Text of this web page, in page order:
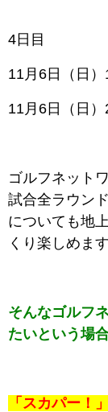
4日目
11月6日（日
11月6日（日
ゴルフネット
試合全ラウン
についても地
くり楽しめま
そんなゴルフ
たいという場
「スカパー！